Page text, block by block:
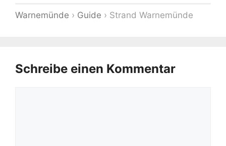
Warnemünde › Guide › Strand Warnemünde
Schreibe einen Kommentar